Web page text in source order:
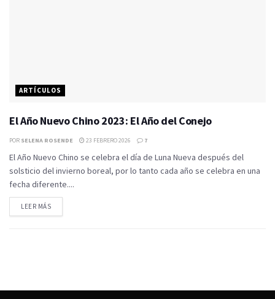
ARTÍCULOS
El Año Nuevo Chino 2023: El Año del Conejo
POR SELENA ROSENDE 23 FEBRERO 2026 7
El Año Nuevo Chino se celebra el día de Luna Nueva después del
solsticio del invierno boreal, por lo tanto cada año se celebra en una
fecha diferente....
LEER MÁS